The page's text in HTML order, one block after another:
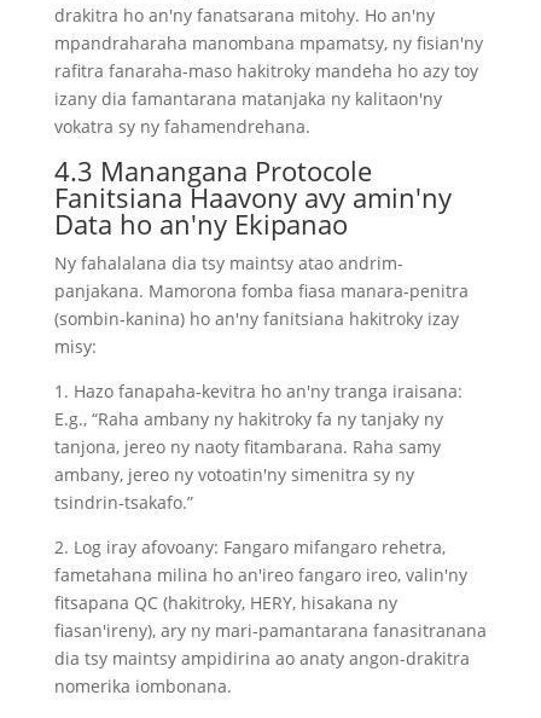
drakitra ho an'ny fanatsarana mitohy. Ho an'ny
mpandraharaha manombana mpamatsy, ny fisian'ny
rafitra fanaraha-maso hakitroky mandeha ho azy toy
izany dia famantarana matanjaka ny kalitaon'ny
vokatra sy ny fahamendrehana.
4.3 Manangana Protocole
Fanitsiana Haavony avy amin'ny
Data ho an'ny Ekipanao
Ny fahalalana dia tsy maintsy atao andrim-
panjakana. Mamorona fomba fiasa manara-penitra
(sombin-kanina) ho an'ny fanitsiana hakitroky izay
misy:
1. Hazo fanapaha-kevitra ho an'ny tranga iraisana:
E.g., “Raha ambany ny hakitroky fa ny tanjaky ny
tanjona, jereo ny naoty fitambarana. Raha samy
ambany, jereo ny votoatin'ny simenitra sy ny
tsindrin-tsakafo.”
2. Log iray afovoany: Fangaro mifangaro rehetra,
fametahana milina ho an'ireo fangaro ireo, valin'ny
fitsapana QC (hakitroky, HERY, hisakana ny
fiasan'ireny), ary ny mari-pamantarana fanasitranana
dia tsy maintsy ampidirina ao anaty angon-drakitra
nomerika iombonana.